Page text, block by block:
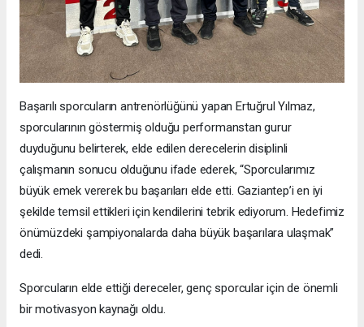
Başarılı sporcuların antrenörlüğünü yapan Ertuğrul Yılmaz,
sporcularının göstermiş olduğu performanstan gurur
duyduğunu belirterek, elde edilen derecelerin disiplinli
çalışmanın sonucu olduğunu ifade ederek, “Sporcularımız
büyük emek vererek bu başarıları elde etti. Gaziantep’i en iyi
şekilde temsil ettikleri için kendilerini tebrik ediyorum. Hedefimiz
önümüzdeki şampiyonalarda daha büyük başarılara ulaşmak”
dedi.
Sporcuların elde ettiği dereceler, genç sporcular için de önemli
bir motivasyon kaynağı oldu.